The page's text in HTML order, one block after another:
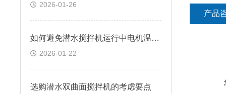
2026-01-26
如何避免潜水搅拌机运行中电机温度过高
2026-01-22
选购潜水双曲面搅拌机的考虑要点
产品